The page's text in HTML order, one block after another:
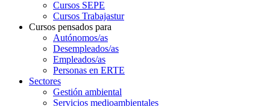
Cursos SEPE
Cursos Trabajastur
Cursos pensados para
Autónomos/as
Desempleados/as
Empleados/as
Personas en ERTE
Sectores
Gestión ambiental
Servicios medioambientales